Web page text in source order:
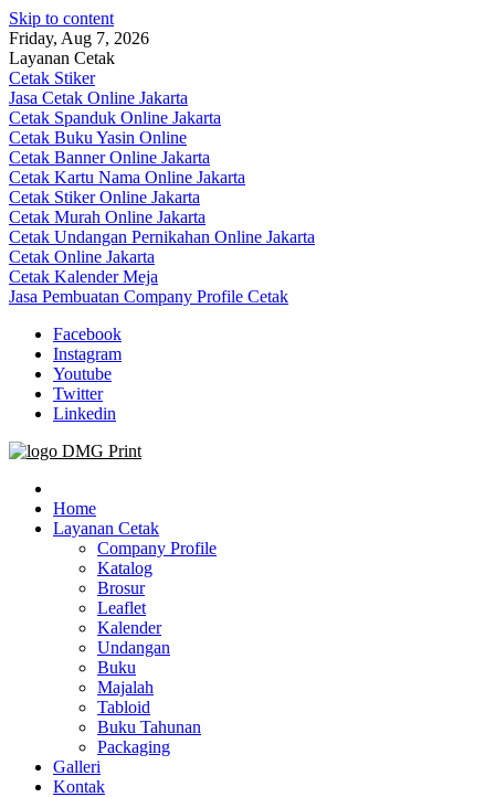
Skip to content
Friday, Aug 7, 2026
Layanan Cetak
Cetak Stiker
Jasa Cetak Online Jakarta
Cetak Spanduk Online Jakarta
Cetak Buku Yasin Online
Cetak Banner Online Jakarta
Cetak Kartu Nama Online Jakarta
Cetak Stiker Online Jakarta
Cetak Murah Online Jakarta
Cetak Undangan Pernikahan Online Jakarta
Cetak Online Jakarta
Cetak Kalender Meja
Jasa Pembuatan Company Profile Cetak
Facebook
Instagram
Youtube
Twitter
Linkedin
Jasa Cetak Online DMG Printing
Home
Layanan Cetak
Company Profile
Katalog
Brosur
Leaflet
Kalender
Undangan
Buku
Majalah
Tabloid
Buku Tahunan
Packaging
Galleri
Kontak